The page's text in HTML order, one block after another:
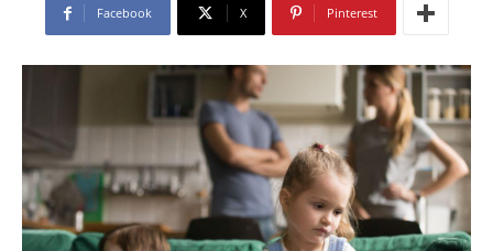
Facebook X Pinterest